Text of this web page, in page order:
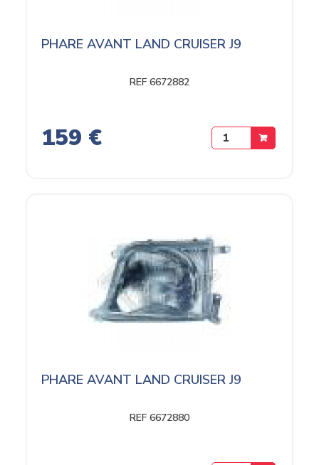
PHARE AVANT LAND CRUISER J9
REF 6672882
159 €
PHARE AVANT LAND CRUISER J9
REF 6672880